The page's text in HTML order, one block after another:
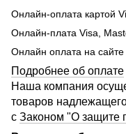
Онлайн-оплата картой
Онлайн-плата Visa,
Онлайн оплата на
Подробнее об оплате
Наша компания
товаров
с Законом "О защите